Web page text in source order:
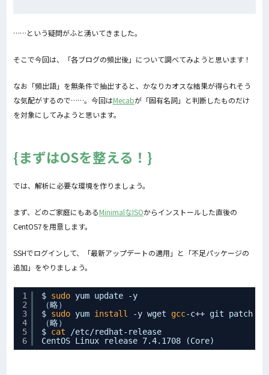
……という疑問がふと湧いてきました。
そこで今回は、「各ブログの頻出後」について調べてみようと思います！
なお「頻出語」を無条件で抽出すると、かなりカオスな結果が得られそう
な気配がするので……。今回はMecabが「固有名詞」と判断したものだけ
を対象にしてみようと思います。
まずはOSを整える！
では、解析に必要な環境を作りましょう。
まず、どのご家庭にもあるMinimalなISOからインストールした直後の
CentOS7を用意します。
SSHでログインして、「最新アップデートの適用」と「不足パッケージの
追加」をやりましょう。
1
2
3
4
5
6
$ sudo yum update -y
（略）
$ sudo yum install -y wget gcc-c++ git patch
（略）
$ cat
/etc/redhat-release
CentOS Linux release 7.4.1708 (Core)